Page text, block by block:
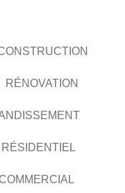
COMMERCIAL
RÉNOVATION
COMMERCIAL